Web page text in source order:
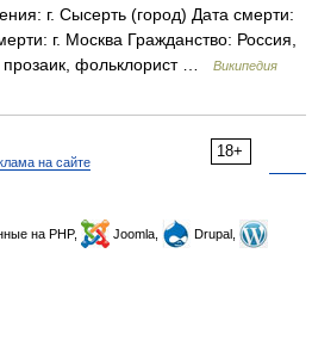
г. Сысерть (город) Дата смерти:
г. Москва Гражданство: Россия,
фольклорист …
Википедия
18+
на сайте
на PHP, Joomla,
Drupal,